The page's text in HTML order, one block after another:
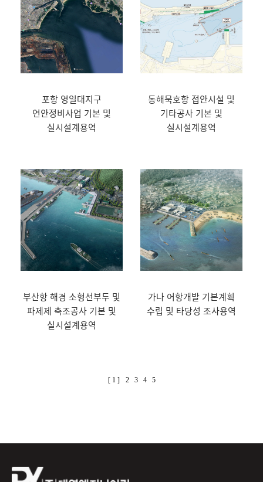
포항 영일대지구
연안정비사업 기본 및
실시설계용역
동해묵호항 접안시설 및
기타공사 기본 및
실시설계용역
부산항 해경 소형선부두 및
파제제 축조공사 기본 및
실시설계용역
가나 어항개발 기본계획
수립 및 타당성 조사용역
[ 1 ] 2 3 4 5